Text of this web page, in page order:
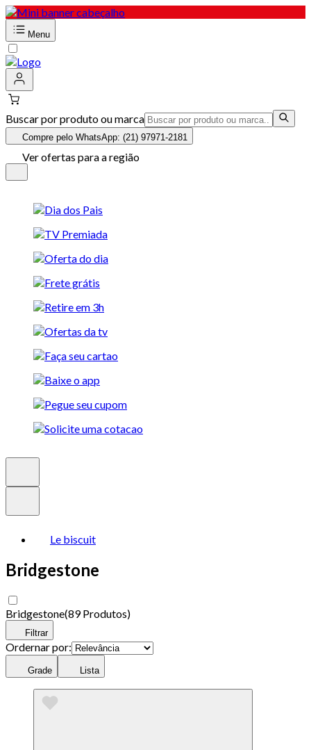
Menu
Buscar por produto ou marca
Compre pelo WhatsApp: (21) 97971-2181
Ver ofertas para a região
Le biscuit
Bridgestone
Bridgestone(89 Produtos)
Filtrar
Ordernar por:
Grade Lista